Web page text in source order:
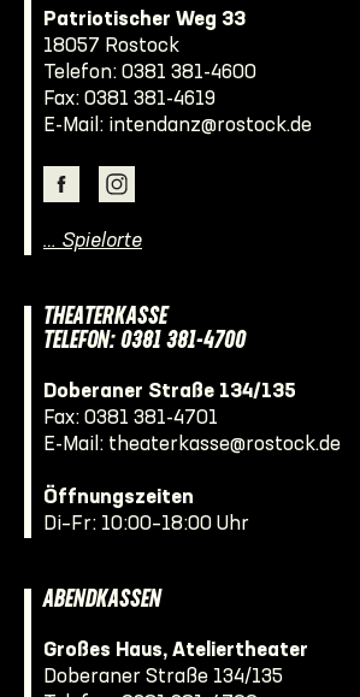
Patriotischer Weg 33
18057 Rostock
Telefon: 0381 381-4600
Fax: 0381 381-4619
E-Mail: intendanz@rostock.de
… Spielorte
THEATERKASSE
TELEFON: 0381 381-4700
Doberaner Straße 134/135
Fax: 0381 381-4701
E-Mail: theaterkasse@rostock.de
Öffnungszeiten
Di–Fr: 10:00–18:00 Uhr
ABENDKASSEN
Großes Haus, Ateliertheater
Doberaner Straße 134/135